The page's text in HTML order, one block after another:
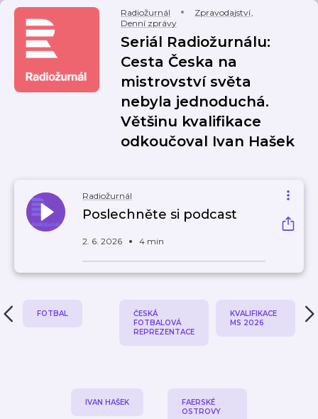
Radiožurnál Zpravodajství,
Denní zprávy
Seriál Radiožurnálu:
Cesta Česka na
mistrovství světa
nebyla jednoduchá.
Většinu kvalifikace
odkoučoval Ivan Hašek
Radiožurnál
Poslechněte si podcast
2. 6. 2026 4 min
FOTBAL
ČESKÁ
FOTBALOVÁ
REPREZENTACE
KVALIFIKACE
MS 2026
IVAN HAŠEK
FAERSKÉ
OSTROVY